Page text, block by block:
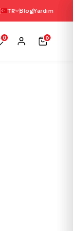
| Seçili İç
TR BlogYardım
0 0